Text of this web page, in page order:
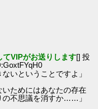
てVIPがお送りします[] 投
いということですよ」
ためにはあなたの存在
不思議を消すか……」